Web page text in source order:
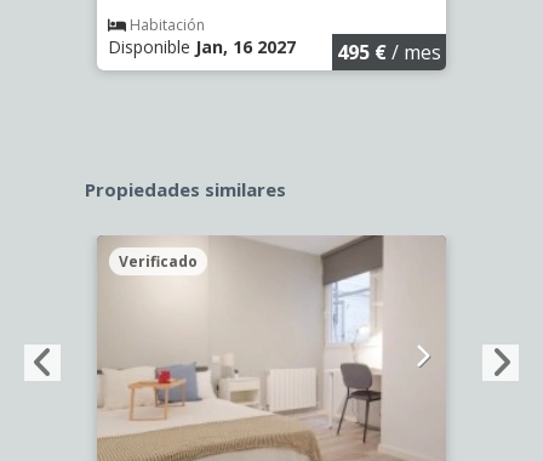
Habitación
Disponible Jan, 16 2027 495 €/ mes
Propiedades similares
Verificado